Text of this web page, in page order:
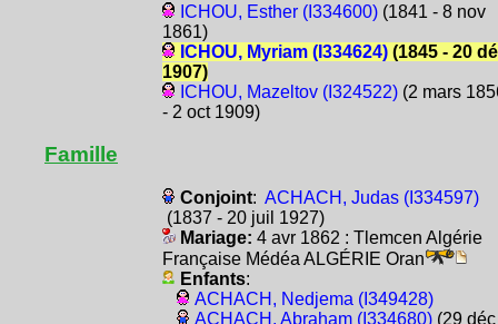
ICHOU, Esther (I334600)(1841 - 8 nov
1861)
ICHOU, Myriam (I334624)(1845 - 20
1907)
ICHOU, Mazeltov (I324522)(2 mars
- 2 oct 1909)
Famille
Conjoint: ACHACH, Judas (I334597)
(1837 - 20 juil 1927)
Mariage: 4 avr 1862 : Tlemcen Algérie
Française Médéa ALGÉRIE Oran
Enfants:
ACHACH, Nedjema (I349428)
ACHACH, Abraham (I334680)(29 déc